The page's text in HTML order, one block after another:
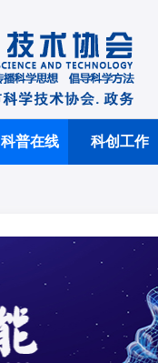
科普在线 科创工作